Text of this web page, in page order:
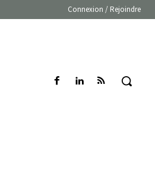
Connexion / Rejoindre